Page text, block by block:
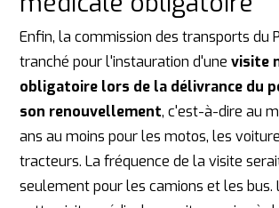
Enfin, la commission des transports du
tranché pour l'instauration d'unevisite
obligatoire lors de la délivrance du
son renouvellement, c'est-à-dire au
ans au moins pour les motos, les
tracteurs. La fréquence de la visite
seulement pour les camions et les bus.